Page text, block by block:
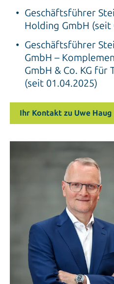
Geschäftsführer
Holding GmbH (seit
Geschäftsführer
GmbH –
GmbH & Co. KG
(seit 01.04.2025)
Ihr Kontakt zu Uwe Haug